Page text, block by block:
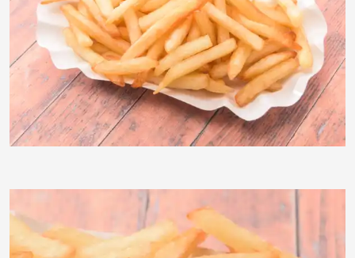
Klostermeier